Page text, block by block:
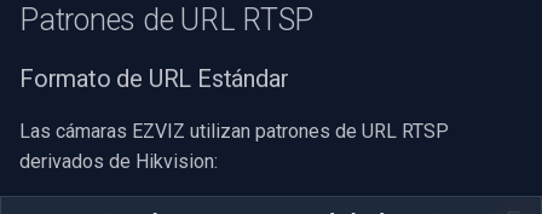
Patrones de URL RTSP
Formato de URL Estándar
Las cámaras EZVIZ utilizan patrones de URL RTSP
derivados de Hikvision: